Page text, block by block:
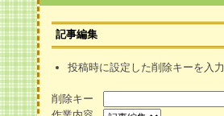
記事編集
投稿時に設定した削除キーを入
削除キー